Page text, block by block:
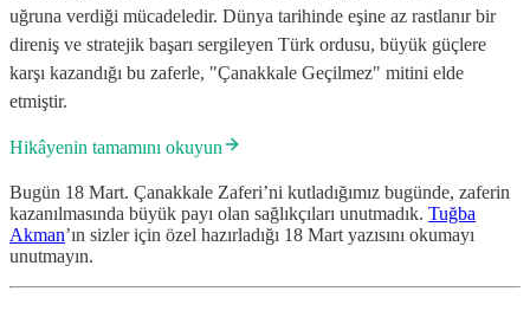
uğruna verdiği mücadeledir. Dünya tarihinde eşine az rastlanır bir
direniş ve stratejik başarı sergileyen Türk ordusu, büyük güçlere
karşı kazandığı bu zaferle, "Çanakkale Geçilmez" mitini elde
etmiştir.
Hikâyenin tamamını okuyun
Bugün 18 Mart. Çanakkale Zaferi’ni kutladığımız bugünde, zaferin
kazanılmasında büyük payı olan sağlıkçıları unutmadık. Tuğba
Akman’ın sizler için özel hazırladığı 18 Mart yazısını okumayı
unutmayın.